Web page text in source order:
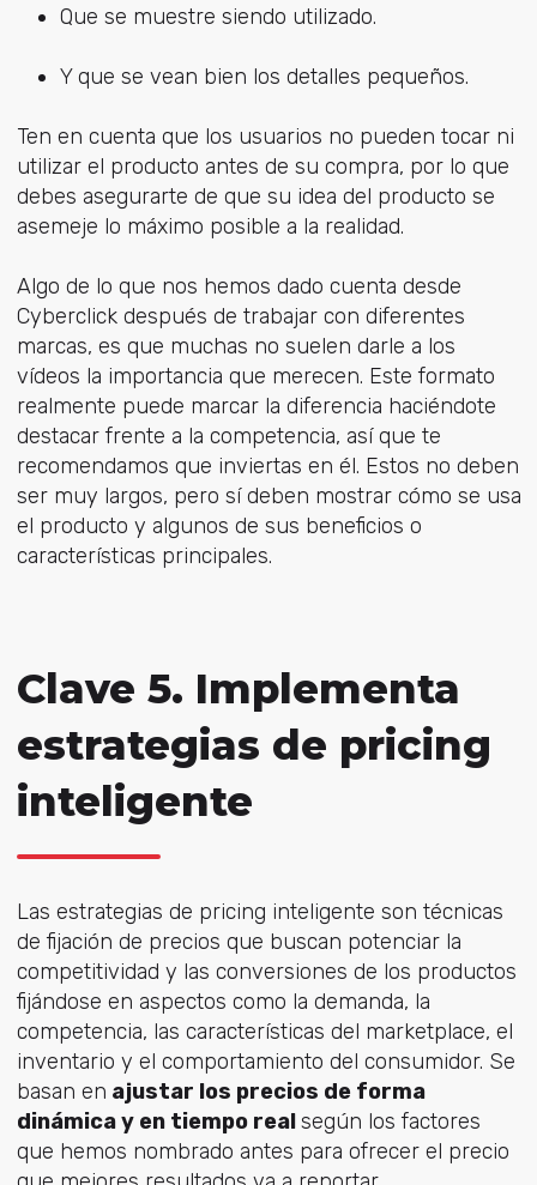
Que se muestre siendo utilizado.
Y que se vean bien los detalles pequeños.
Ten en cuenta que los usuarios no pueden tocar ni
utilizar el producto antes de su compra, por lo que
debes asegurarte de que su idea del producto se
asemeje lo máximo posible a la realidad.
Algo de lo que nos hemos dado cuenta desde
Cyberclick después de trabajar con diferentes
marcas, es que muchas no suelen darle a los
vídeos la importancia que merecen. Este formato
realmente puede marcar la diferencia haciéndote
destacar frente a la competencia, así que te
recomendamos que inviertas en él. Estos no deben
ser muy largos, pero sí deben mostrar cómo se usa
el producto y algunos de sus beneficios o
características principales.
Clave 5. Implementa
estrategias de pricing
inteligente
Las estrategias de pricing inteligente son técnicas
de fijación de precios que buscan potenciar la
competitividad y las conversiones de los productos
fijándose en aspectos como la demanda, la
competencia, las características del marketplace, el
inventario y el comportamiento del consumidor. Se
basan en ajustar los precios de forma
dinámica y en tiempo realsegún los factores
que hemos nombrado antes para ofrecer el precio